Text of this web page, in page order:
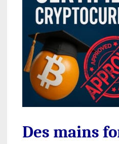
Des mains